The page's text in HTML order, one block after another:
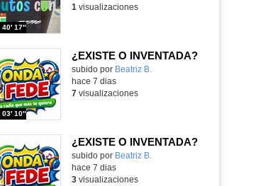
40′ 17″
1 visualizaciones
¿EXISTE O INVENTADA?
Contenido educativo.
subido por Beatriz B.
03′ 10″
hace 7 dias
7visualizaciones
¿EXISTE O INVENTADA?
Contenido educativo.
subido por Beatriz B.
hace 7 dias
3visualizaciones